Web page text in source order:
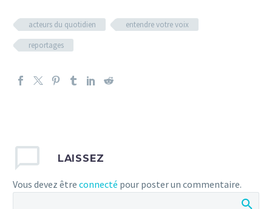
acteurs du quotidien
entendre votre voix
reportages
LAISSEZ
Vous devez être connecté pour poster un commentaire.